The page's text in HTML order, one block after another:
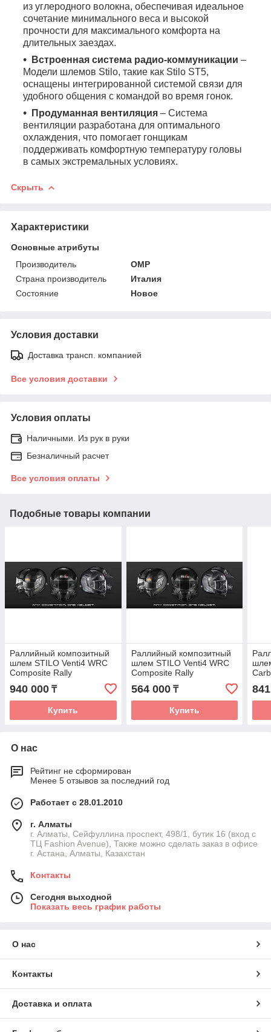
из углеродного волокна, обеспечивая идеальное
сочетание минимального веса и высокой
прочности для максимального комфорта на
длительных заездах.
Встроенная система радио-коммуникации –
Модели шлемов Stilo, такие как Stilo ST5,
оснащены интегрированной системой связи для
удобного общения с командой во время гонок.
Продуманная вентиляция – Система
вентиляции разработана для оптимального
охлаждения, что помогает гонщикам
поддерживать комфортную температуру головы
в самых экстремальных условиях.
Скрыть
Характеристики
Основные атрибуты
Производитель
OMP
Страна производитель
Италия
Состояние
Новое
Условия доставки
Доставка трансп. компанией
Все условия доставки
Условия оплаты
Наличными. Из рук в руки
Безналичный расчет
Все условия оплаты
Подобные товары компании
Раллийный композитный
шлем STILO Venti4 WRC
Composite Rally
white/black
940 000 ₸
Купить
Раллийный композитный
шлем STILO Venti4 WRC
Composite Rally
564 000₸
Купить
О нас
Рейтинг не сформирован
Менее 5 отзывов за последний год
Работает с 28.01.2010
г. Алматы
г. Алматы, Сейфуллина проспект, 498/1, бутик 16 (вход с
ТЦ Fashion Avenue), Также можно сделать заказ в офисе
г. Астана, Алматы, Казахстан
Контакты
Сегодня выходной
Показать весь график работы
О нас
Контакты
Доставка и оплата